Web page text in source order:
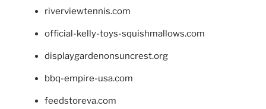
riverviewtennis.com
official-kelly-toys-squishmallows.com
displaygardenonsuncrest.org
bbq-empire-usa.com
feedstoreva.com